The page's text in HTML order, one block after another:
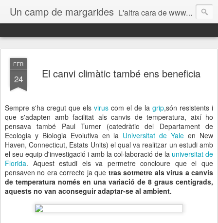
Un camp de margarides L'altra cara de www.biologiageologia.com
FEB
24 El canvi climàtic també ens beneficia
Sempre s'ha cregut que els virus com el de la grip,són resistents i
que s'adapten amb facilitat als canvis de temperatura, així ho
pensava també Paul Turner (catedràtic del Departament de
Ecologia y Biologia Evolutiva en la Universitat de Yaleen New
Haven, Connecticut, Estats Units) el qual va realitzar un estudi amb
el seu equip d'investigació i amb la col·laboració de la universitat de
Florida. Aquest estudi els va permetre concloure que el que
pensaven no era correcte ja que tras sotmetre als virus a canvis
de temperatura només en una variació de 8 graus centígrads,
aquests no van aconseguir adaptar-se al ambient.